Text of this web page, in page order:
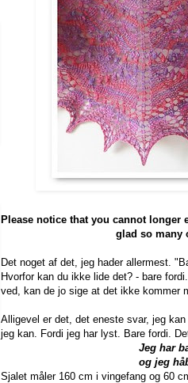
Please notice that you cannot longer
glad so many
Det noget af det, jeg hader allermest.
Hvorfor kan du ikke lide det? - bare
ved, kan de jo sige at det ikke kommer
Alligevel er det, det eneste svar, jeg
jeg kan. Fordi jeg har lyst. Bare fordi.
Jeg har
og jeg
Sjalet måler 160 cm i vingefang og 60